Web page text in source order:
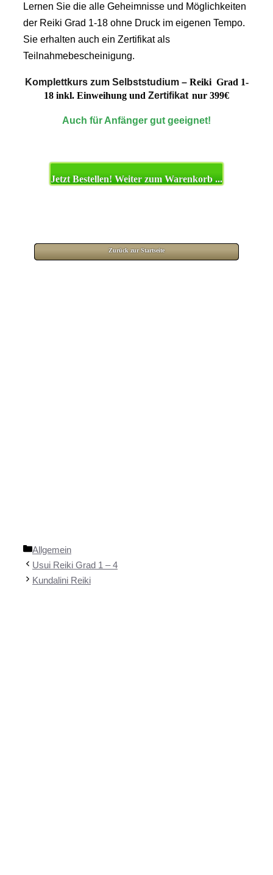
Lernen Sie die alle Geheimnisse und Möglichkeiten
der Reiki Grad 1-18 ohne Druck im eigenen Tempo.
Sie erhalten auch ein Zertifikat als
Teilnahmebescheinigung.
Komplettkurs zum Selbststudium –Reiki Grad 1-
18 inkl. Einweihung und Zertifikat nur 399€
Auch für Anfänger gut geeignet!
Jetzt Bestellen! Weiter zum Warenkorb ...
Zurück zur Startseite
Kategorien
Allgemein
Usui Reiki Grad 1 – 4
Kundalini Reiki